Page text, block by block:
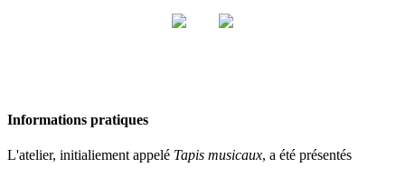
Informations pratiques
L'atelier, initialiement appelé Tapis musicaux, a été présentés